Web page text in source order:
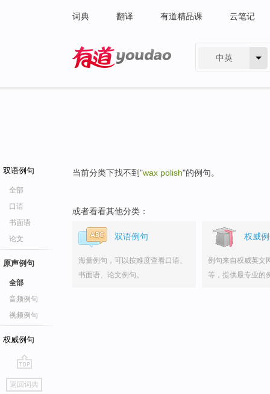
词典 翻译 有道精品课 云笔记
中英
双语例句
全部
口语
书面语
论文
原声例句
全部
音频例句
视频例句
权威例句
go
top
返回词典
当前分类下找不到"wax polish"的例句。
或者看看其他分类：
双语例句
海量例句，可以按难度查看口语、
书面语、论文例句。
权威
例句来自权威英文
等，提供最专业的